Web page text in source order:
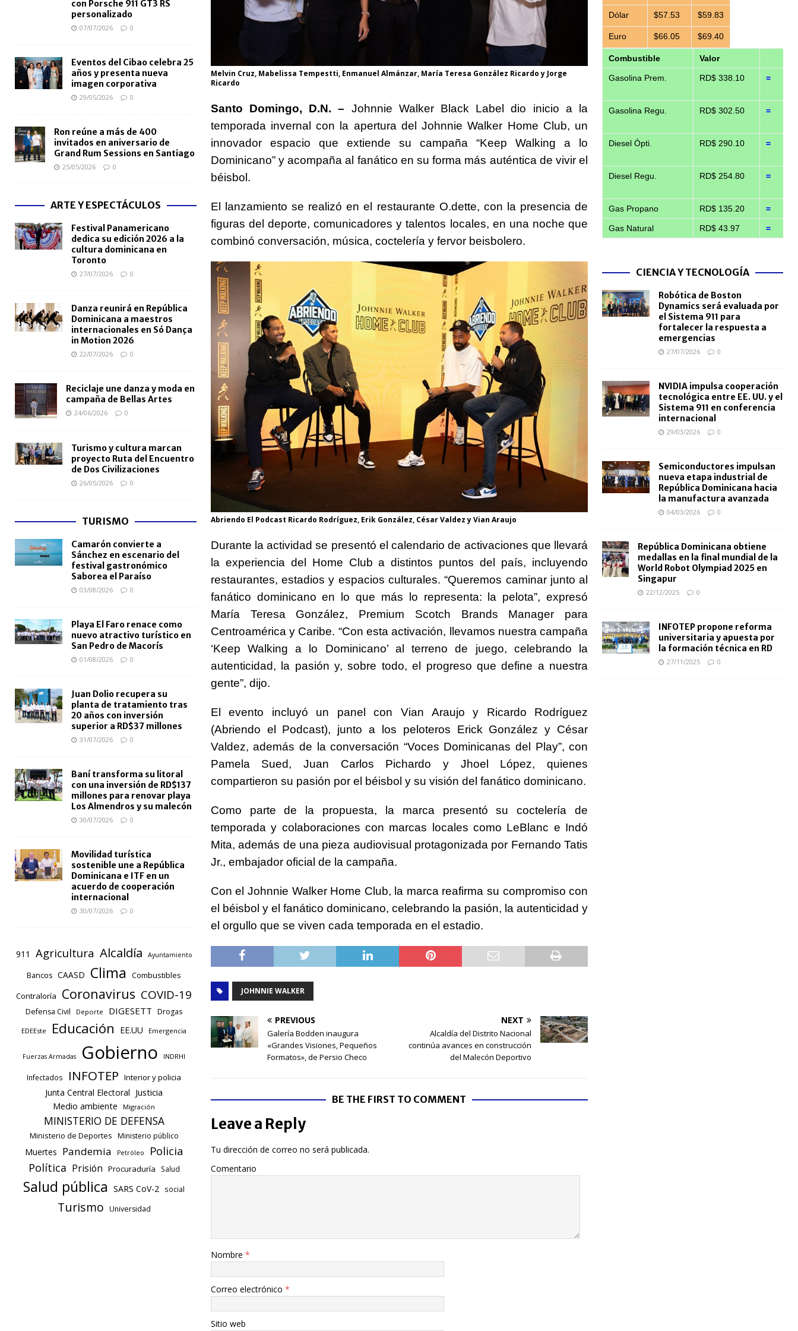
Melvin Cruz, Mabelissa Tempestti, Enmanuel Almánzar, María Teresa González Ricardo y Jorge
Ricardo
Santo Domingo, D.N. – Johnnie Walker Black Label dio inicio a la
temporada invernal con la apertura del Johnnie Walker Home Club, un
innovador espacio que extiende su campaña “Keep Walking a lo
Dominicano” y acompaña al fanático en su forma más auténtica de vivir el
béisbol.
El lanzamiento se realizó en el restaurante O.dette, con la presencia de
figuras del deporte, comunicadores y talentos locales, en una noche que
combinó conversación, música, coctelería y fervor beisbolero.
Abriendo El Podcast Ricardo Rodríguez, Erik González, César Valdez y Vian Araujo
Durante la actividad se presentó el calendario de activaciones que llevará
la experiencia del Home Club a distintos puntos del país, incluyendo
restaurantes, estadios y espacios culturales. “Queremos caminar junto al
fanático dominicano en lo que más lo representa: la pelota”, expresó
María Teresa González, Premium Scotch Brands Manager para
Centroamérica y Caribe. “Con esta activación, llevamos nuestra campaña
‘Keep Walking a lo Dominicano’ al terreno de juego, celebrando la
autenticidad, la pasión y, sobre todo, el progreso que define a nuestra
gente”, dijo.
El evento incluyó un panel con Vian Araujo y Ricardo Rodríguez
(Abriendo el Podcast), junto a los peloteros Erick González y César
Valdez, además de la conversación “Voces Dominicanas del Play”, con
Pamela Sued, Juan Carlos Pichardo y Jhoel López, quienes
compartieron su pasión por el béisbol y su visión del fanático dominicano.
Como parte de la propuesta, la marca presentó su coctelería de
temporada y colaboraciones con marcas locales como LeBlanc e Indó
Mita, además de una pieza audiovisual protagonizada por Fernando Tatis
Jr., embajador oficial de la campaña.
Con el Johnnie Walker Home Club, la marca reafirma su compromiso con
el béisbol y el fanático dominicano, celebrando la pasión, la autenticidad y
el orgullo que se viven cada temporada en el estadio.
JOHNNIE WALKER
PREVIOUS
Galería Bodden inaugura
«Grandes Visiones, Pequeños
Formatos», de Persio Checo
NEXT
Alcaldía del Distrito Nacional
continúa avances en construcción
del Malecón Deportivo
BE THE FIRST TO COMMENT
Leave a Reply
Tu dirección de correo no será publicada.
Comentario
Nombre *
Correo electrónico *
Sitio web
con Porsche 911 GT3 RS
personalizado
07/07/2026 0
Eventos del Cibao celebra 25
años y presenta nueva
imagen corporativa
29/05/2026 0
Ron reúne a más de 400
invitados en aniversario de
Grand Rum Sessions en Santiago
25/05/2026 0
ARTE Y ESPECTÁCULOS
Festival Panamericano
dedica su edición 2026 a la
cultura dominicana en
Toronto
27/07/2026 0
Danza reunirá en República
Dominicana a maestros
internacionales en Só Dança
in Motion 2026
22/07/2026 0
Reciclaje une danza y moda en
campaña de Bellas Artes
24/06/2026 0
Turismo y cultura marcan
proyecto Ruta del Encuentro
de Dos Civilizaciones
26/05/2026 0
TURISMO
Camarón convierte a
Sánchez en escenario del
festival gastronómico
Saborea el Paraíso
03/08/2026 0
Playa El Faro renace como
nuevo atractivo turístico en
San Pedro de Macorís
01/08/2026 0
Juan Dolio recupera su
planta de tratamiento tras
20 años con inversión
superior a RD$37 millones
31/07/2026 0
Baní transforma su litoral
con una inversión de RD$137
millones para renovar playa
Los Almendros y su malecón
30/07/2026 0
Movilidad turística
sostenible une a República
Dominicana e ITF en un
acuerdo de cooperación
internacional
30/07/2026 0
911 Agricultura Alcaldía Ayuntamiento
Bancos CAASD Clima
Combustibles
Contraloría
Coronavirus COVID-19
Defensa Civil Deporte DIGESETT Drogas
EDEEste Educación EE.UU Emergencia
Fuerzas Armadas Gobierno INDRHI
Infectados INFOTEP Interior y policia
Junta Central Electoral Justicia
Medio ambiente Migración
MINISTERIO DE DEFENSA
Ministerio de Deportes Ministerio público
Muertes Pandemia Petróleo Policia
Política Prisión Procuraduría Salud
Salud pública SARS CoV-2 social
Turismo Universidad
Dólar $57.53 $59.83
Euro $66.05 $69.40
Combustible Valor
Gasolina Prem. RD$ 338.10 =
Gasolina Regu. RD$ 302.50 =
Diesel Ópti. RD$ 290.10 =
Diesel Regu. RD$ 254.80 =
Gas Propano RD$ 135.20 =
Gas Natural RD$ 43.97 =
CIENCIA Y TECNOLOGÍA
Robótica de Boston
Dynamics será evaluada por
el Sistema 911 para
fortalecer la respuesta a
emergencias
27/07/2026 0
NVIDIA impulsa cooperación
tecnológica entre EE. UU. y el
Sistema 911 en conferencia
internacional
29/03/2026 0
Semiconductores impulsan
nueva etapa industrial de
República Dominicana hacia
la manufactura avanzada
04/03/2026 0
República Dominicana obtiene
medallas en la final mundial de la
World Robot Olympiad 2025 en
Singapur
22/12/2025 0
INFOTEP propone reforma
universitaria y apuesta por
la formación técnica en RD
27/11/2025 0